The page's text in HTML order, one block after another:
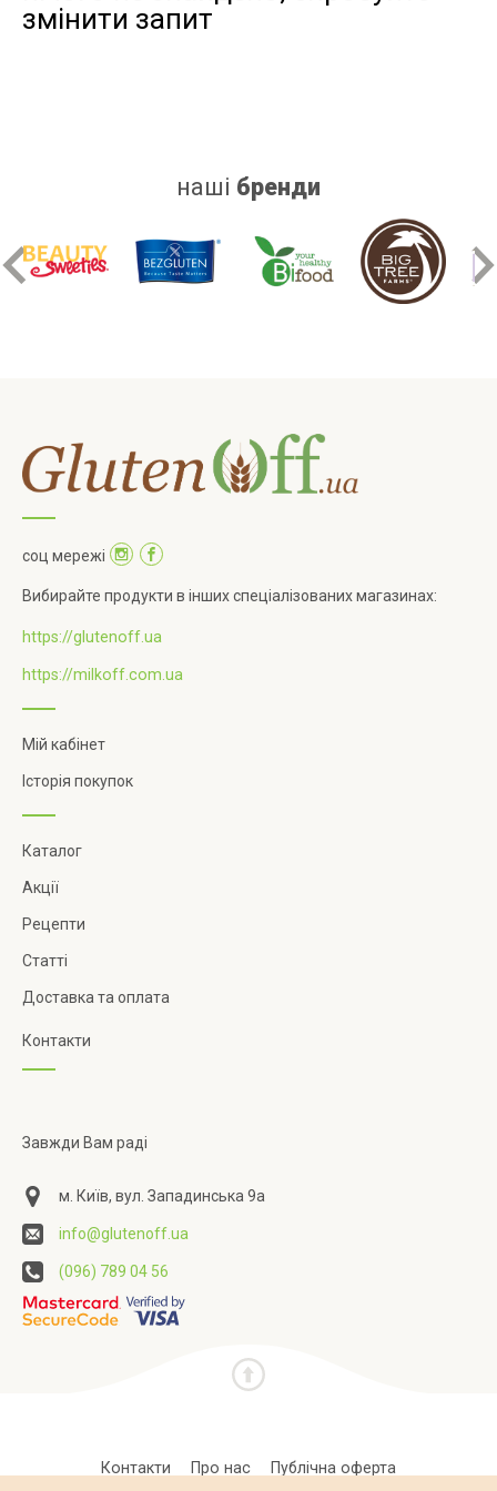
дріжджів
змінити запит
наші бренди
соц мережі
Вибирайте продукти в інших спеціалізованих магазинах:
https://glutenoff.ua
https://milkoff.com.ua
Мій кабінет
Історія покупок
Каталог
Акції
Рецепти
Статті
Доставка та оплата
Контакти
Завжди Вам раді
м. Київ, вул. Западинська 9а
info@glutenoff.ua
(096) 789 04 56
Контакти Про нас Публічна оферта